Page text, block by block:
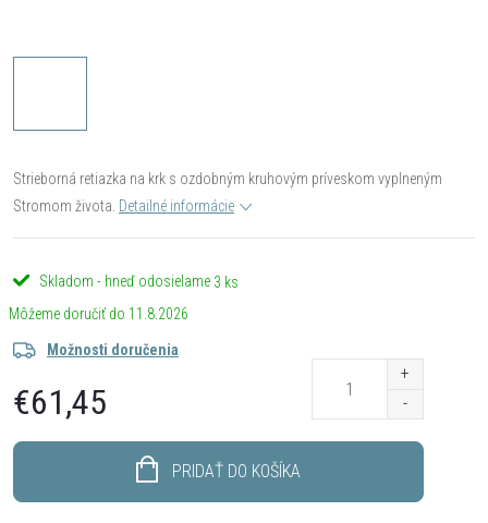
Strieborná retiazka na krk s ozdobným kruhovým príveskom vyplneným
Stromom života. Detailné informácie
Skladom - hneď odosielame 3 ks
11.8.2026
Možnosti doručenia
€61,45
PRIDAŤ DO KOŠÍKA